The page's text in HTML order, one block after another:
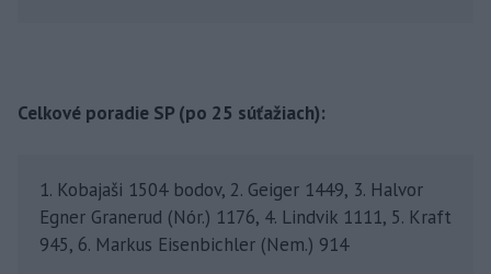
Celkové poradie SP (po 25 súťažiach):
1. Kobajaši 1504 bodov, 2. Geiger 1449, 3. Halvor
Egner Granerud (Nór.) 1176, 4. Lindvik 1111, 5. Kraft
945, 6. Markus Eisenbichler (Nem.) 914